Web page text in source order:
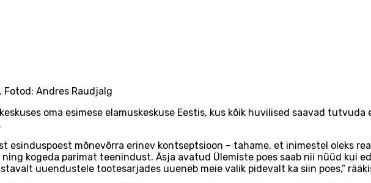
Fotod: Andres Raudjalg
oma esimese elamuskeskuse Eestis, kus kõik huvilised saavad
esinduspoest mõnevõrra erinev kontseptsioon – tahame, et inimestel oleks
kogeda parimat teenindust. Äsja avatud Ülemiste poes saab nii nüüd kui
uuendustele tootesarjades uueneb meie valik pidevalt ka siin poes,”